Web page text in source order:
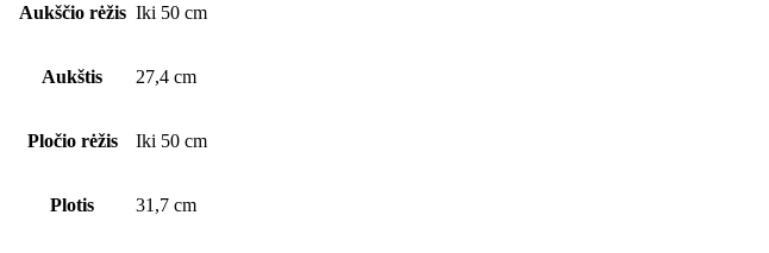
Aukščio rėžis Iki 50 cm
Aukštis 27,4 cm
Pločio rėžis Iki 50 cm
Plotis 31,7 cm